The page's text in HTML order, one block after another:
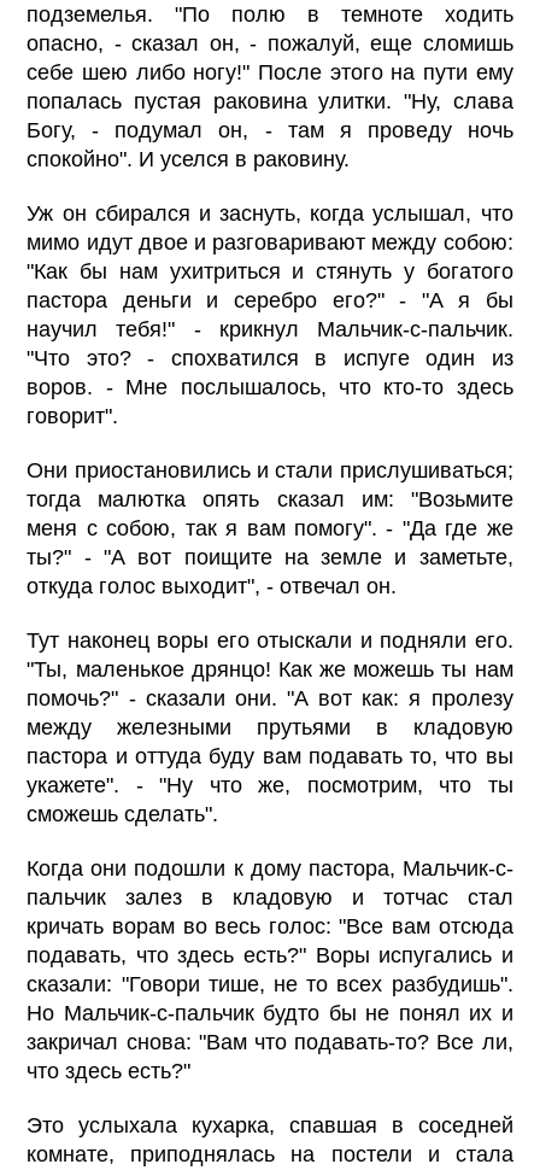
подземелья. "По полю в темноте ходить
опасно, - сказал он, - пожалуй, еще сломишь
себе шею либо ногу!" После этого на пути ему
попалась пустая раковина улитки. "Ну, слава
Богу, - подумал он, - там я проведу ночь
спокойно". И уселся в раковину.
Уж он сбирался и заснуть, когда услышал, что
мимо идут двое и разговаривают между собою:
"Как бы нам ухитриться и стянуть у богатого
пастора деньги и серебро его?" - "А я бы
научил тебя!" - крикнул Мальчик-с-пальчик.
"Что это? - спохватился в испуге один из
воров. - Мне послышалось, что кто-то здесь
говорит".
Они приостановились и стали прислушиваться;
тогда малютка опять сказал им: "Возьмите
меня с собою, так я вам помогу". - "Да где же
ты?" - "А вот поищите на земле и заметьте,
откуда голос выходит", - отвечал он.
Тут наконец воры его отыскали и подняли его.
"Ты, маленькое дрянцо! Как же можешь ты нам
помочь?" - сказали они. "А вот как: я пролезу
между железными прутьями в кладовую
пастора и оттуда буду вам подавать то, что вы
укажете". - "Ну что же, посмотрим, что ты
сможешь сделать".
Когда они подошли к дому пастора, Мальчик-с-
пальчик залез в кладовую и тотчас стал
кричать ворам во весь голос: "Все вам отсюда
подавать, что здесь есть?" Воры испугались и
сказали: "Говори тише, не то всех разбудишь".
Но Мальчик-с-пальчик будто бы не понял их и
закричал снова: "Вам что подавать-то? Все ли,
что здесь есть?"
Это услыхала кухарка, спавшая в соседней
комнате, приподнялась на постели и стала